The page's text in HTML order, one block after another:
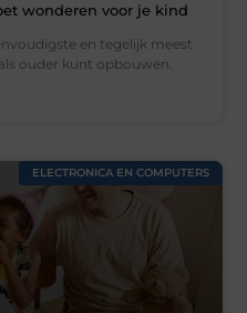
wonderen voor je kind
en tegelijk meest
ouder kunt opbouwen.
ELECTRONICA EN COMPUTERS